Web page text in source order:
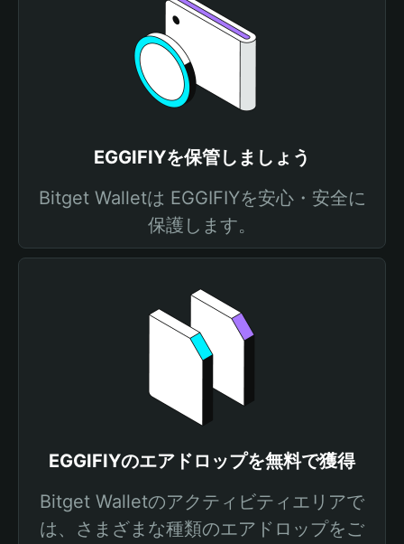
EGGIFIYを保管しましょう
Bitget Walletは EGGIFIYを安心・安全に
保護します。
EGGIFIYのエアドロップを無料で獲得
Bitget Walletのアクティビティエリアで
は、さまざまな種類のエアドロップをご